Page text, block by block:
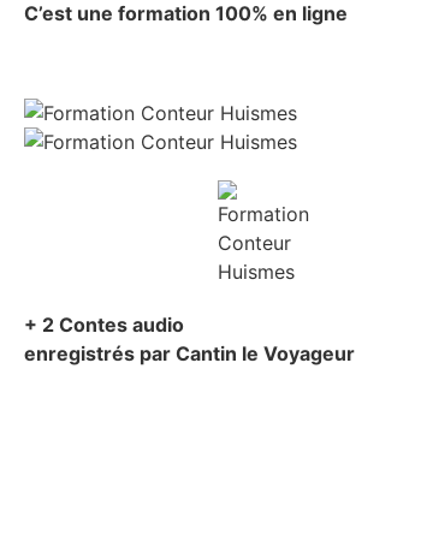
C’est une formation 100% en ligne
+ 2 Contes audio
enregistrés par Cantin le Voyageur